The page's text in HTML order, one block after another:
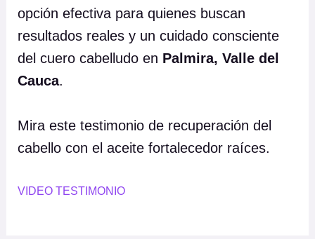
opción efectiva para quienes buscan
resultados reales y un cuidado consciente
del cuero cabelludo en Palmira, Valle del
Cauca.
Mira este testimonio de recuperación del
cabello con el aceite fortalecedor raíces.
VIDEO TESTIMONIO